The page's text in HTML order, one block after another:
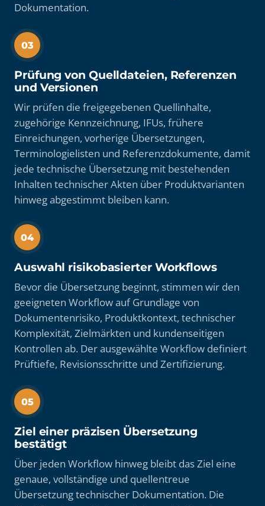
Dokumentation.
03
Prüfung von Quelldateien, Referenzen
und Versionen
Wir prüfen die freigegebenen Quellinhalte,
zugehörige Kennzeichnung, IFUs, frühere
Einreichungen, vorherige Übersetzungen,
Terminologielisten und Referenzdokumente, damit
jede technische Übersetzung mit bestehenden
Inhalten technischer Akten über Produktvarianten
hinweg abgestimmt bleiben kann.
04
Auswahl risikobasierter Workflows
Bevor die Übersetzung beginnt, stimmen wir den
geeigneten Workflow auf Grundlage von
Dokumentenrisiko, Produktkontext, technischer
Komplexität, Zielmärkten und kundenseitigen
Kontrollen ab. Der ausgewählte Workflow definiert
Prüftiefe, Revisionsschritte und Zertifizierung.
05
Ziel einer präzisen Übersetzung
bestätigt
Über jeden Workflow hinweg bleibt das Ziel eine
genaue, vollständige und quellentreue
Übersetzung technischer Dokumentation. Die